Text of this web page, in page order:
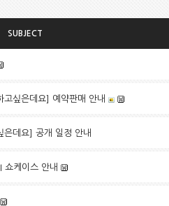
SUBJECT
싶은데요] 예약판매 안내
데요] 공개 일정 안내
케이스 안내